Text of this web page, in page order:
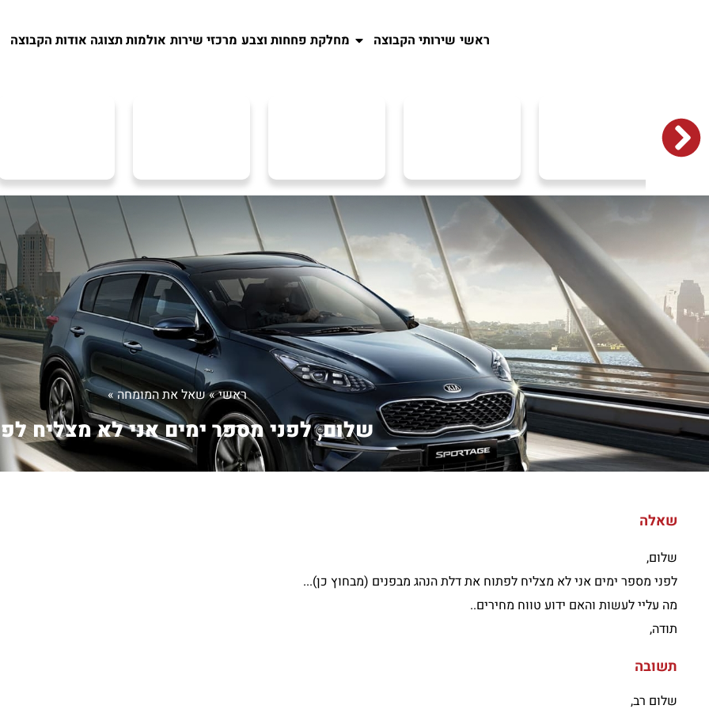
ראשי שירותי הקבוצה מחלקת פחחות וצבע מרכזי שירות אולמות תצוגה אודות הקבוצה
ראשי»שאל את המומחה»
שלום, לפני מספר ימים אני לא מצליח
שאלה
שלום,
לפני מספר ימים אני לא מצליח לפתוח את דלת הנהג מבפנים (מבחוץ כן)...
מה עליי לעשות והאם ידוע טווח מחירים..
תודה,
תשובה
שלום רב,